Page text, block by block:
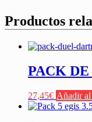
Productos
PACK
27,45€ Añadir